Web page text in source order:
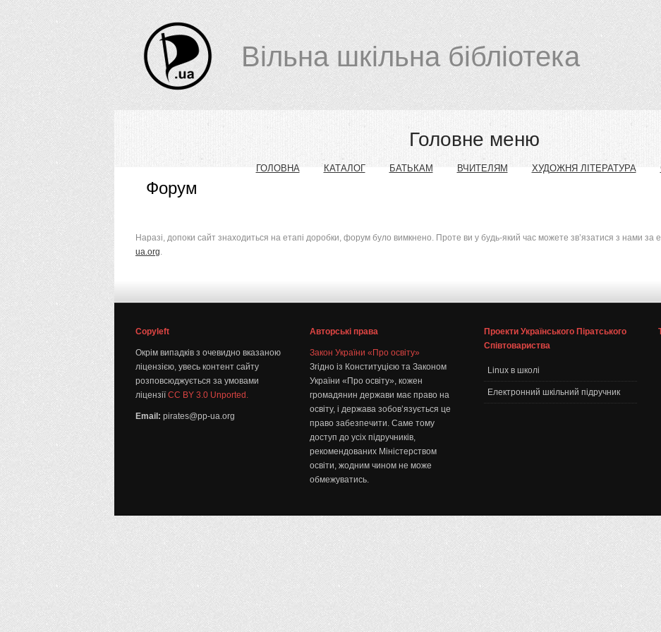
Вільна шкільна бібліотека
Головне меню
ГОЛОВНА КАТАЛОГ БАТЬКАМ ВЧИТЕЛЯМ ХУДОЖНЯ ЛІТЕРАТУРА
Форум
Наразі, допоки сайт знаходиться на етапі доробки, форум було вимкнено. Проте ви у будь-який час можете зв’язатися з нами
ua.org.
Copyleft
Окрім випадків з очевидно вказаною
ліцензією, увесь контент сайту
розповсюджується за умовами
ліцензіїCC BY 3.0 Unported.
Email: pirates@pp-ua.org
Авторські права
Закон України «Про освіту»
Згідно із Конституцією та Законом
України «Про освіту», кожен
громадянин держави має право на
освіту, і держава зобов’язується це
право забезпечити. Саме тому
доступ до усіх підручників,
рекомендованих Міністерством
освіти, жодним чином не може
обмежуватись.
Проекти Українського Піратського
Співтовариства
Linux в школі
Електронний шкільний підручник